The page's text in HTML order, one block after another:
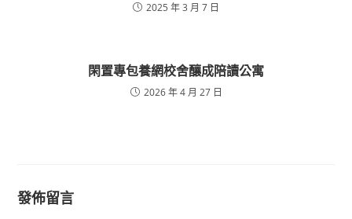
2025 年 3 月 7 日
閑置專包養網校舍釀成陪讀公寓
2026 年 4 月 27 日
發佈留言